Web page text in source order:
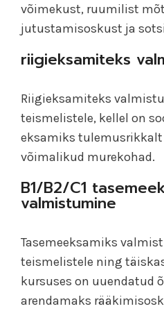
võimekust, ruumilist
jutustamisoskust ja
riigieksamiteks
Riigieksamiteks
teismelistele, kellel on
eksamiks tulemusrikkalt
võimalikud murekohad.
B1/B2/C1
valmistumine
Tasemeeksamiks
teismelistele ning
kursuses on uuendatud
arendamaks